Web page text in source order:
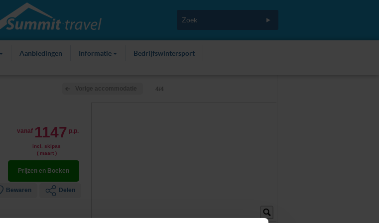
Aanbiedingen Informatie Bedrijfswintersport
4/4
vanaf 1147 p.p.
incl. skipas
( maart )
Prijzen en Boeken
Bewaren Delen